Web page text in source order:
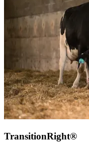
TransitionRight®